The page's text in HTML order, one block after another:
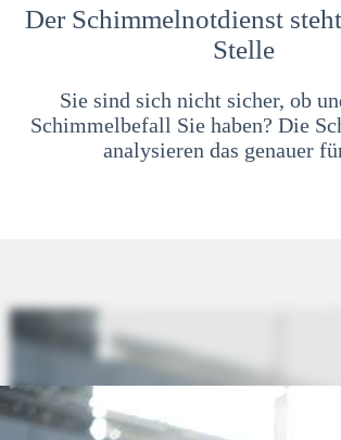
Der Schimmelnotdienst
Stelle
Sie sind sich nicht sicher, ob
Schimmelbefall Sie haben? Die
analysieren das genauer